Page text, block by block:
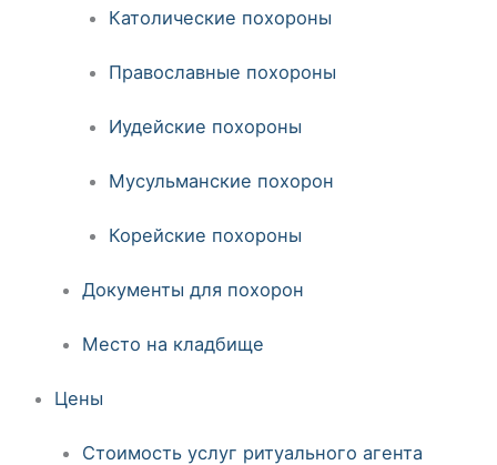
Католические похороны
Православные похороны
Иудейские похороны
Мусульманские похорон
Корейские похороны
Документы для похорон
Место на кладбище
Цены
Стоимость услуг ритуального агента